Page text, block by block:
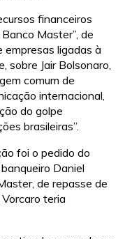
financeiros
Master”, de
empresas ligadas à
sobre Jair Bolsonaro,
comum de
internacional,
do golpe
brasileiras”.
foi o pedido do
Daniel
de repasse de
teria